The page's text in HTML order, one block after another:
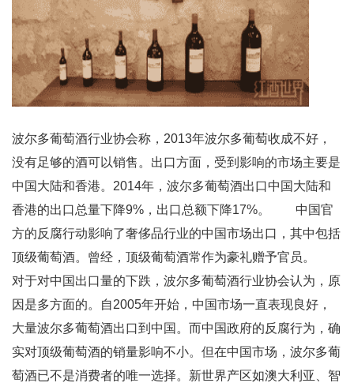
波尔多葡萄酒行业协会称，2013年波尔多葡萄收成不好，
没有足够的酒可以销售。出口方面，受到影响的市场主要是
中国大陆和香港。2014年，波尔多葡萄酒出口中国大陆和
香港的出口总量下降9%，出口总额下降17%。 中国官
方的反腐行动影响了奢侈品行业的中国市场出口，其中包括
顶级葡萄酒。曾经，顶级葡萄酒常作为豪礼赠予官员。
对于对中国出口量的下跌，波尔多葡萄酒行业协会认为，原
因是多方面的。自2005年开始，中国市场一直表现良好，
大量波尔多葡萄酒出口到中国。而中国政府的反腐行为，确
实对顶级葡萄酒的销量影响不小。但在中国市场，波尔多葡
萄酒已不是消费者的唯一选择。新世界产区如澳大利亚、智